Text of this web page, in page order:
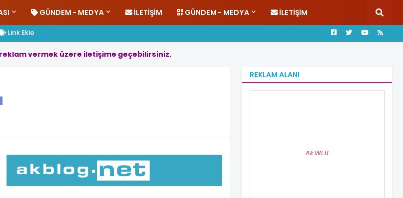
GÜNDEM - MEDYA İLETIŞIM GÜNDEM - MEDYA İLETIŞIM
Link Ekle
reklamvermek üzere iletişime geçebilirsiniz.
REKLAM ALANI
Ak WEB